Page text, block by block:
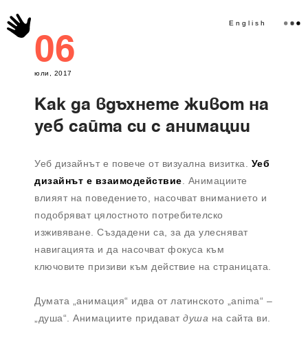
English
06
юли, 2017
Как да вдъхнете живот на
уеб сайта си с анимации
Уеб дизайнът е повече от визуална визитка. Уеб
дизайнът е взаимодействие. Анимациите
влияят на поведението, насочват вниманието и
подобряват цялостното потребителско
изживяване. Създадени са, за да улесняват
навигацията и да насочват фокуса към
ключовите призиви към действие на страницата.
Думата „анимация“ идва от латинското „anima“ –
„душа“. Анимациите придават душа на сайта ви.